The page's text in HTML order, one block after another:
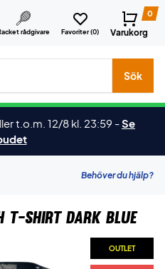
rådgivare Favoriter (0)
0
Varukorg
osv.
Sök
t.o.m. 12/8 kl. 23:59 -Se
Behöver du hjälp?
T-shirt Dark Blue
OUTLET
OUTLET